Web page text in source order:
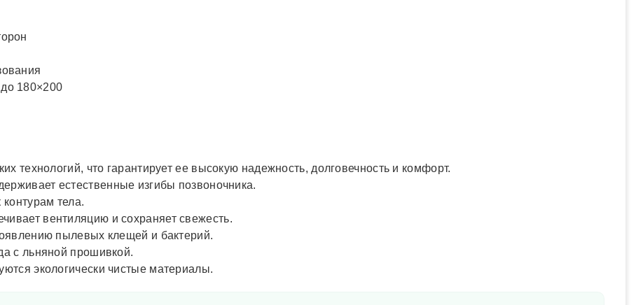
180×200
технологий, что гарантирует ее высокую надежность, долговечность и комфорт.
естественные изгибы позвоночника.
тела.
вентиляцию и сохраняет свежесть.
пылевых клещей и бактерий.
с льняной прошивкой.
экологически чистые материалы.